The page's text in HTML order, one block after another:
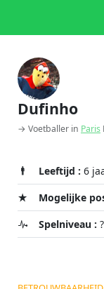
Dufinho
→ Voetballer in Paris
Leeftijd : 6
Mogelijke
Spelniveau : ?